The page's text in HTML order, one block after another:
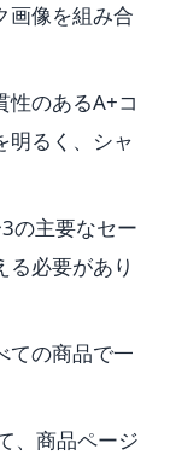
画像を組み合
性のあるA+コ
明るく、シャ
の主要なセー
る必要があり
ての商品で一
、商品ページ